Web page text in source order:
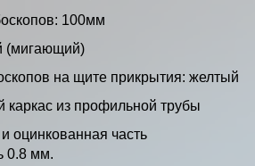
100мм
(мигающий)
на щите прикрытия: желтый
каркас из профильной трубы
оцинкованная часть
0.8 мм.